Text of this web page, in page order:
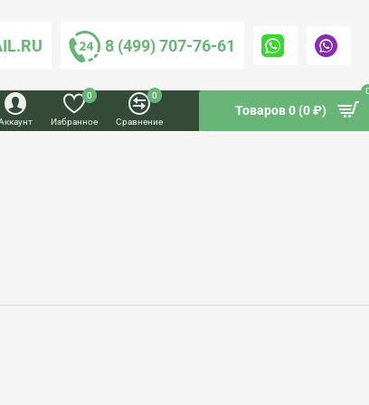
8 (499) 707-76-61
Избранное
0
Сравнение
0
Товаров 0 (0 ₽)